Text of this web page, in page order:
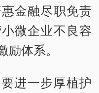
金融尽职免责
微企业不良容
体系。
进一步厚植护